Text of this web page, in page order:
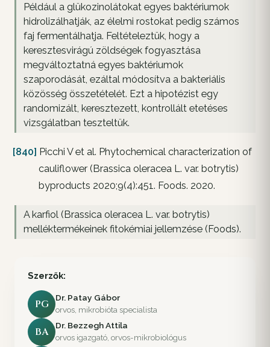
Például a glükozinolátokat egyes baktériumok
hidrolizálhatják, az élelmi rostokat pedig számos
faj fermentálhatja. Feltételeztük, hogy a
keresztesvirágú zöldségek fogyasztása
megváltoztatná egyes baktériumok
szaporodását, ezáltal módosítva a bakteriális
közösség összetételét. Ezt a hipotézist egy
randomizált, keresztezett, kontrollált etetéses
vizsgálatban teszteltük.
[840] Picchi V et al. Phytochemical characterization of
cauliflower (Brassica oleracea L. var. botrytis)
byproducts 2020;9(4):451. Foods. 2020.
A karfiol (Brassica oleracea L. var. botrytis)
melléktermékeinek fitokémiai jellemzése (Foods).
Szerzők:
PG
Dr. Patay Gábor
orvos, mikrobióta specialista
BA
Dr. Bezzegh Attila
orvos igazgató, orvos-mikrobiológus